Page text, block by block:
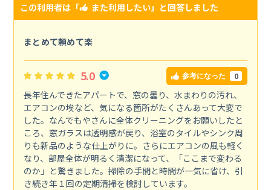
この利用者は「 また利用したい」と回答しました
まとめて頼めて楽
5.0 参考になった 0
長年住んできたアパートで、窓の曇り、水まわりの汚れ、
エアコンの埃など、気になる箇所がたくさんあって大変で
した。なんでもやさんに全体クリーニングをお願いしたと
ころ、窓ガラスは透明感が戻り、浴室のタイルやシンク周
りも新品のような仕上がりに。さらにエアコンの風も軽く
なり、部屋全体が明るく清潔になって、「ここまで変わる
のか」と驚きました。掃除の手間と時間が一気に省け、引
き続き年１回の定期清掃を検討しています。